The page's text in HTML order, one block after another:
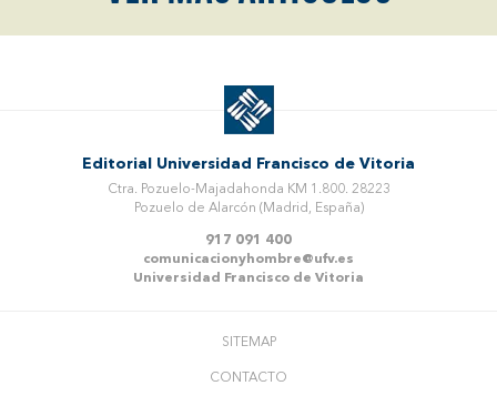
Editorial Universidad Francisco de Vitoria
Ctra. Pozuelo-Majadahonda KM 1.800. 28223
Pozuelo de Alarcón (Madrid, España)
917 091 400
comunicacionyhombre@ufv.es
Universidad Francisco de Vitoria
SITEMAP
CONTACTO